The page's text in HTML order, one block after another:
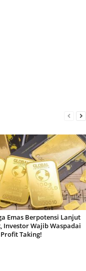
Emas Berpotensi Lanjut
Investor Wajib Waspadai
Taking!